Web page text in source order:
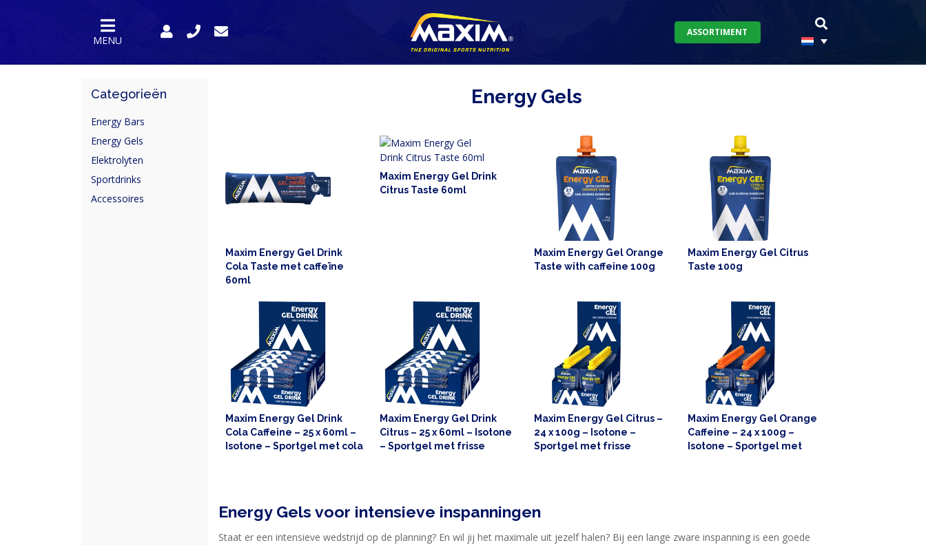
MENU
ASSORTIMENT
Categorieën
Energy Bars
Energy Gels
Elektrolyten
Sportdrinks
Accessoires
Energy Gels
Maxim Energy Gel Drink
Cola Taste met caffeïne
60ml
Maxim Energy Gel Drink
Citrus Taste 60ml
Maxim Energy Gel Orange
Taste with caffeine 100g
Maxim Energy Gel Citrus
Taste 100g
Maxim Energy Gel Drink
Cola Caffeine – 25 x 60ml –
Isotone – Sportgel met cola
Maxim Energy Gel Drink
Citrus – 25 x 60ml – Isotone
– Sportgel met frisse
Maxim Energy Gel Citrus –
24 x 100g – Isotone –
Sportgel met frisse
Maxim Energy Gel Orange
Caffeine – 24 x 100g –
Isotone – Sportgel met
Energy Gels voor intensieve inspanningen
Staat er een intensieve wedstrijd op de planning? En wil jij het maximale uit jezelf halen? Bij een lange zware inspanning is een goede